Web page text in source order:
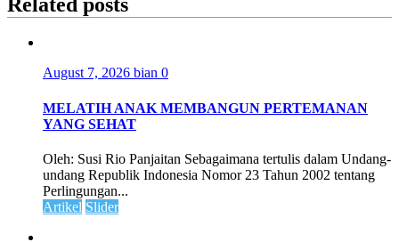
August 7, 2026 bian 0
MELATIH ANAK MEMBANGUN PERTEMANAN
YANG SEHAT
Oleh: Susi Rio Panjaitan Sebagaimana tertulis dalam Undang-
undang Republik Indonesia Nomor 23 Tahun 2002 tentang
Perlingungan...
Artikel Slider